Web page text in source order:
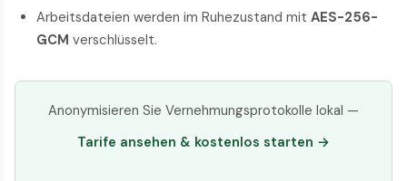
Arbeitsdateien werden im Ruhezustand mit AES-256-
GCM verschlüsselt.
Anonymisieren Sie Vernehmungsprotokolle lokal —
Tarife ansehen & kostenlos starten →